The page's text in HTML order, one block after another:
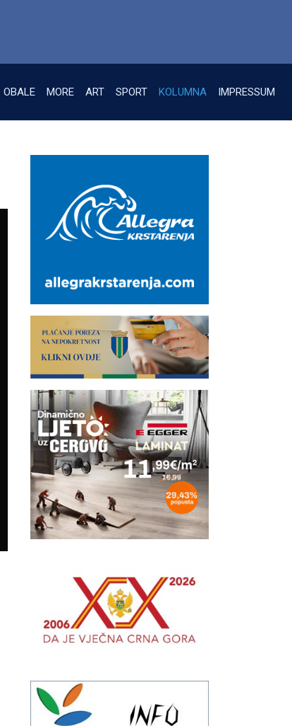
OBALE MORE ART SPORT KOLUMNA IMPRESSUM